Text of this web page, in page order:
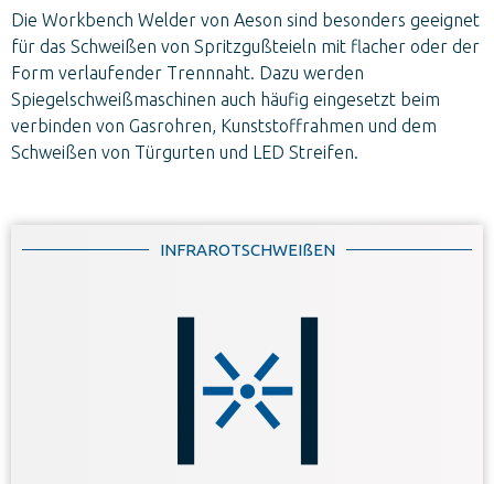
Die Workbench Welder von Aeson sind besonders geeignet
für das Schweißen von Spritzgußteieln mit flacher oder der
Form verlaufender Trennnaht. Dazu werden
Spiegelschweißmaschinen auch häufig eingesetzt beim
verbinden von Gasrohren, Kunststoffrahmen und dem
Schweißen von Türgurten und LED Streifen.
INFRAROTSCHWEIßEN